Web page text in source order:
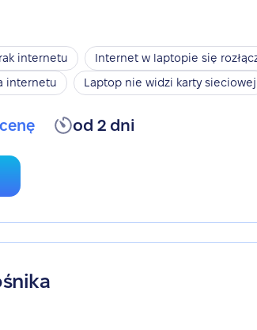
internetu
Internet w laptopie się
internetu
Laptop nie widzi karty sieciowej
od 2 dni